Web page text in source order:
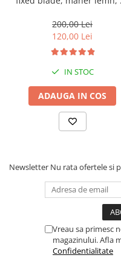
200,00 Lei
120,00 Lei
IN STOC
ADAUGA IN COS
Newsletter Nu rata ofertele si
Vreau sa primesc
magazinului. Afla
Confidentialitate